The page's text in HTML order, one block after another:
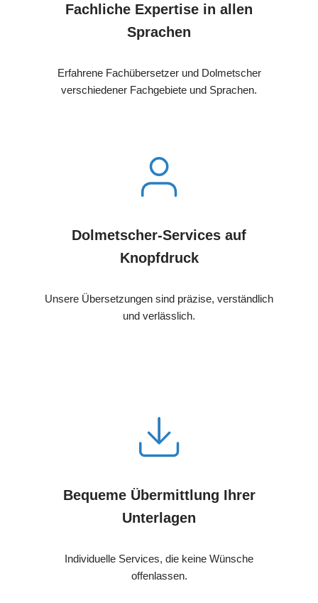
Fachliche Expertise in allen
Sprachen
Erfahrene Fachübersetzer und Dolmetscher
verschiedener Fachgebiete und Sprachen.
Dolmetscher-Services auf
Knopfdruck
Unsere Übersetzungen sind präzise, verständlich
und verlässlich.
Bequeme Übermittlung Ihrer
Unterlagen
Individuelle Services, die keine Wünsche
offenlassen.